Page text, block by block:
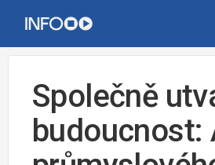
Společně
budoucnost: